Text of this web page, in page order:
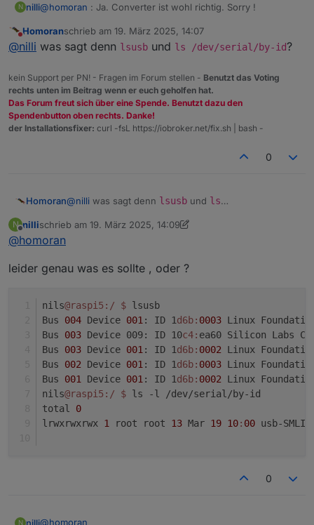
N nilli@homoran : Ja. Converter ist wohl richtig. Sorry !
Nicht stören
Homoranschrieb am 19. März 2025, 14:07
zuletzt editiert von
@nilli was sagt denn lsusb und ls /dev/serial/by-id?
kein Support per PN! - Fragen im Forum stellen - Benutzt das Voting
rechts unten im Beitrag wenn er euch geholfen hat.
Das Forum freut sich über eine Spende. Benutzt dazu den
Spendenbutton oben rechts. Danke!
der Installationsfixer: curl -fsL https://iobroker.net/fix.sh | bash -
0
Homoran@nilli was sagt denn lsusb und ls
N
Offline
nillischrieb am 19. März 2025, 14:09
zuletzt editiert von nilli
@homoran
leider genau was es sollte , oder ?
nils@raspi5 :/ $ lsusb
Bus 004 Device 001: ID 1d6b: 0003 Linux
Bus 003 Device 009: ID 10c4: ea60 Silicon Labs
Bus 003 Device 001: ID 1d6b: 0002 Linux
Bus 002 Device 001: ID 1d6b: 0003 Linux
Bus 001 Device 001: ID 1d6b: 0002 Linux
nils@raspi5 :/ $ ls -l /dev/serial/by-id
total 0
lrwxrwxrwx 1 root root 13 Mar 19 10: 00 usb-
0
N nilli@homoran